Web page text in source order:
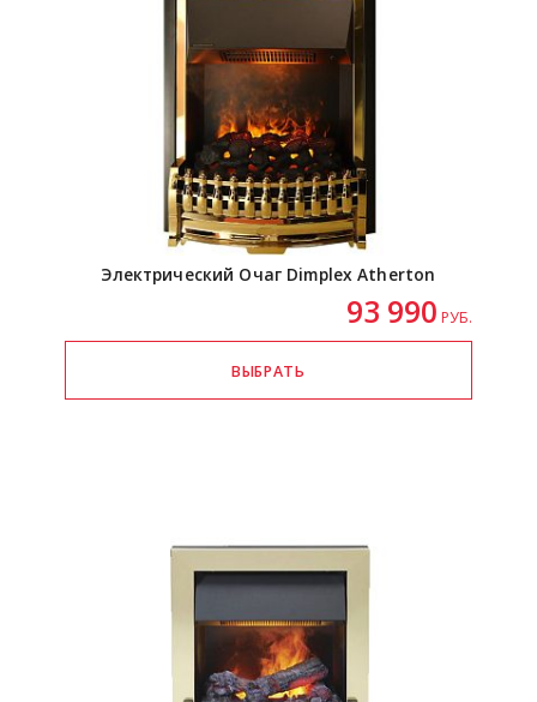
Электрический Очаг Dimplex Atherton
93 990 РУБ.